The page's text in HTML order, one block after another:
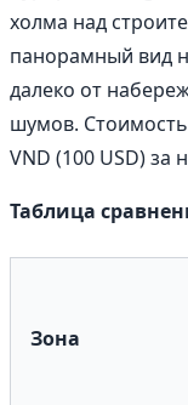
холма над
панорамный вид
далеко от
шумов.
VND (100 USD) за
Таблица
Зона